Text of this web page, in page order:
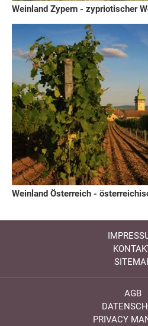
Weinland Zypern - zypriotischer
Weinland Österreich -
AGB
PRIVACY